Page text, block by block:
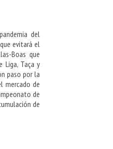
del
evitará el
Boas que
Liga, Taça y
paso por la
mercado de
de
de